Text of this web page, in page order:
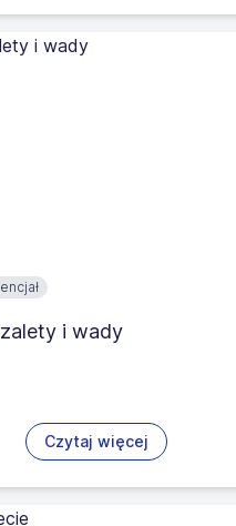
i wady
Czytaj więcej